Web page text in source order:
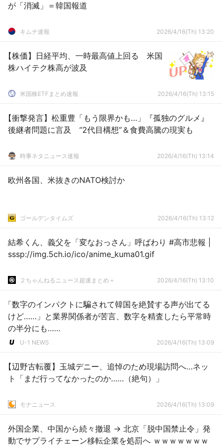
が「消滅」＝韓国報道
キムチ速報 2026/4/16(Th) 13:20
【株価】日経平均、一時最高値上回る 米国
株ハイテク株高が波及
米国株ETFまとめ速報 2026/4/16(Th) 13:15
【衝撃発言】松重豊「もう限界かも…」『孤独のグルメ』
後継者問題に言及 “2代目構想”＆食費高騰の現実も
時事ネタニュース速報 2026/4/16(Th) 13:14
欧州各国、米抜きのNATO検討か
ゴールデンタイムズ 2026/4/16(Th) 13:12
結希くん、義父を「変なおっさん」呼ばわり #高市悲報 |
sssp://img.5ch.io/ico/anime_kuma01.gif
２ちゃんねるニュース超速まとめ＋ 2026/4/16(Th) 13:10
「数字のインパクトに騙されて韓国を絶賛する声が出てる
けど……」と業界関係者が苦言、数字を精査したら平常時
の半分にも……
U-1 NEWS 2026/4/16(Th) 13:09
【辺野古転覆】玉城デニー、追悼のため現場訪問へ…ネッ
ト「まだ行ってなかったのか……（絶句）」
モナニュース 2026/4/16(Th) 13:09
外国企業、中国から続々撤退 → 北京「脱中国禁止令」発
動でサプライチェーン移転企業を処罰へ ｗｗｗｗｗｗｗ